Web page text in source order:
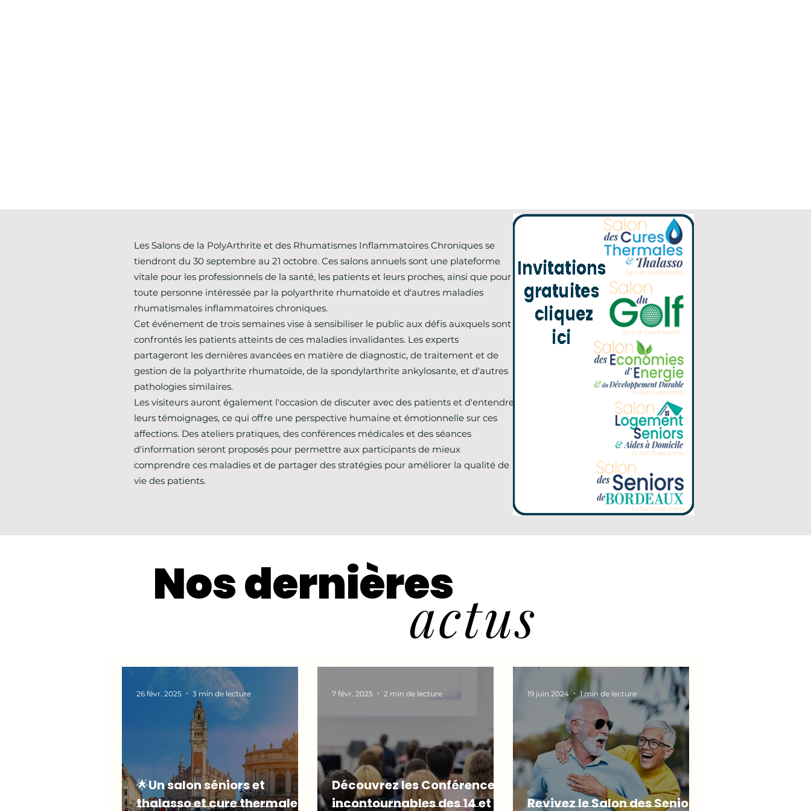
Les Salons de la PolyArthrite et des Rhumatismes Inflammatoires Chroniques se
tiendront du 30 septembre au 21 octobre. Ces salons annuels sont une plateforme
vitale pour les professionnels de la santé, les patients et leurs proches, ainsi que pour
toute personne intéressée par la polyarthrite rhumatoïde et d'autres maladies
rhumatismales inflammatoires chroniques.
Cet événement de trois semaines vise à sensibiliser le public aux défis auxquels sont
confrontés les patients atteints de ces maladies invalidantes. Les experts
partageront les dernières avancées en matière de diagnostic, de traitement et de
gestion de la polyarthrite rhumatoïde, de la spondylarthrite ankylosante, et d'autres
pathologies similaires.
Les visiteurs auront également l'occasion de discuter avec des patients et d'entendre
leurs témoignages, ce qui offre une perspective humaine et émotionnelle sur ces
affections. Des ateliers pratiques, des conférences médicales et des séances
d'information seront proposés pour permettre aux participants de mieux
comprendre ces maladies et de partager des stratégies pour améliorer la qualité de
vie des patients.
actus
Nos dernières
🌟Un salon séniors et
thalasso et cure thermale
26 févr. 2025 3 min de lecture
Découvrez les Conférences
incontournables des 14 et 15
7 févr. 2025 2 min de lecture
Revivez le Salon des Seniors
19 juin 2024 1 min de lecture